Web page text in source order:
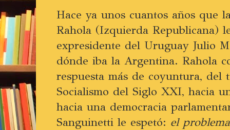
Hace ya unos cuantos años que
Rahola (Izquierda Republicana)
expresidente del Uruguay Julio
dónde iba la Argentina. Rahola
respuesta más de coyuntura, del
Socialismo del Siglo XXI, hacia
hacia una democracia
Sanguinetti le espetó: el